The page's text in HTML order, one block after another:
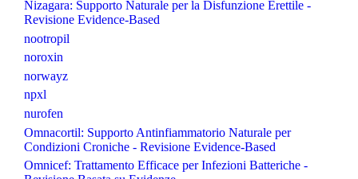
Nizagara: Supporto Naturale per la Disfunzione Erettile -
Revisione Evidence-Based
nootropil
noroxin
norwayz
npxl
nurofen
Omnacortil: Supporto Antinfiammatorio Naturale per
Condizioni Croniche - Revisione Evidence-Based
Omnicef: Trattamento Efficace per Infezioni Batteriche -